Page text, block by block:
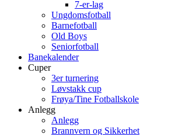
7-er-lag
Ungdomsfotball
Barnefotball
Old Boys
Seniorfotball
Banekalender
Cuper
3er turnering
Løvstakk cup
Frøya/Tine Fotballskole
Anlegg
Anlegg
Brannvern og Sikkerhet